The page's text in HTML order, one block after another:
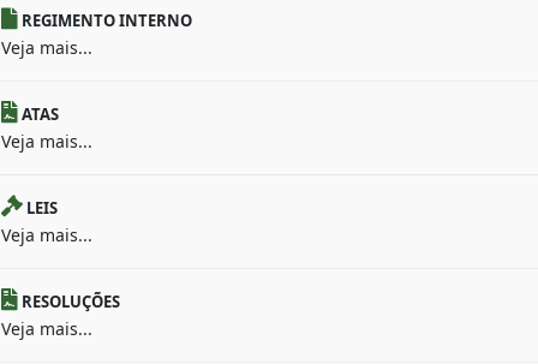
REGIMENTO INTERNO
Veja mais...
ATAS
Veja mais...
LEIS
Veja mais...
RESOLUÇÕES
Veja mais...